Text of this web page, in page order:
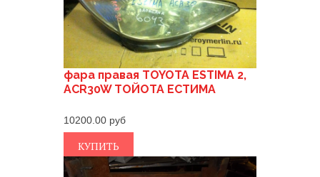
фара правая TOYOTA ESTIMA 2,
ACR30W ТОЙОТА ЕСТИМА
10200.00
КУПИТЬ